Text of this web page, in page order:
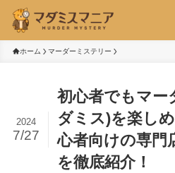
ホーム マーダーミステリー
初心者でもマー
ダミス)を楽し
心者向けの専門
を徹底紹介！
2024
7/27